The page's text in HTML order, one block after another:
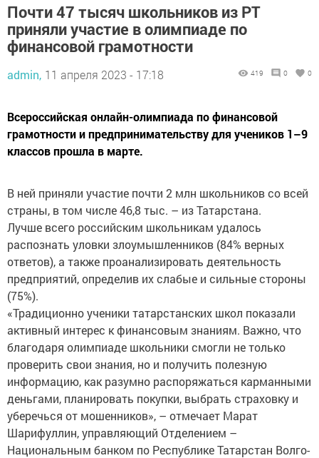
Почти 47 тысяч школьников из РТ
приняли участие в олимпиаде по
финансовой грамотности
admin, 11 апреля 2023 - 17:18 419 0 0
Всероссийская онлайн-олимпиада по финансовой
грамотности и предпринимательству для учеников 1–9
классов прошла в марте.
В ней приняли участие почти 2 млн школьников со всей
страны, в том числе 46,8 тыс. – из Татарстана.
Лучше всего российским школьникам удалось
распознать уловки злоумышленников (84% верных
ответов), а также проанализировать деятельность
предприятий, определив их слабые и сильные стороны
(75%).
«Традиционно ученики татарстанских школ показали
активный интерес к финансовым знаниям. Важно, что
благодаря олимпиаде школьники смогли не только
проверить свои знания, но и получить полезную
информацию, как разумно распоряжаться карманными
деньгами, планировать покупки, выбрать страховку и
уберечься от мошенников», – отмечает Марат
Шарифуллин, управляющий Отделением –
Национальным банком по Республике Татарстан Волго-